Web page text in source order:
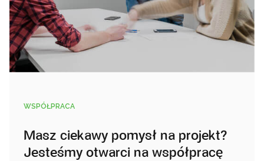
WSPÓŁPRACA
Masz ciekawy pomysł na projekt?
Jesteśmy otwarci na współpracę